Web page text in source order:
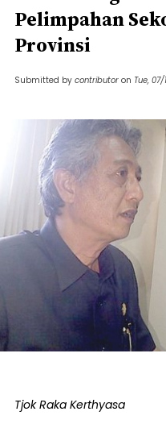
Pelimpahan
Provinsi
Submitted by contributor on Tue, 07/
‎Tjok Raka Kerthyasa